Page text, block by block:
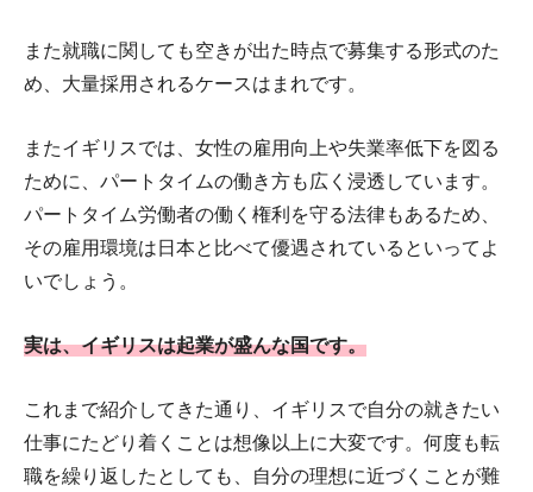
また就職に関しても空きが出た時点で募集する形式のた
め、大量採用されるケースはまれです。
またイギリスでは、女性の雇用向上や失業率低下を図る
ために、パートタイムの働き方も広く浸透しています。
パートタイム労働者の働く権利を守る法律もあるため、
その雇用環境は日本と比べて優遇されているといってよ
いでしょう。
実は、イギリスは起業が盛んな国です。
これまで紹介してきた通り、イギリスで自分の就きたい
仕事にたどり着くことは想像以上に大変です。何度も転
職を繰り返したとしても、自分の理想に近づくことが難